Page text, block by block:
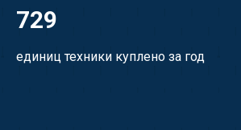
729
единиц техники куплено за год